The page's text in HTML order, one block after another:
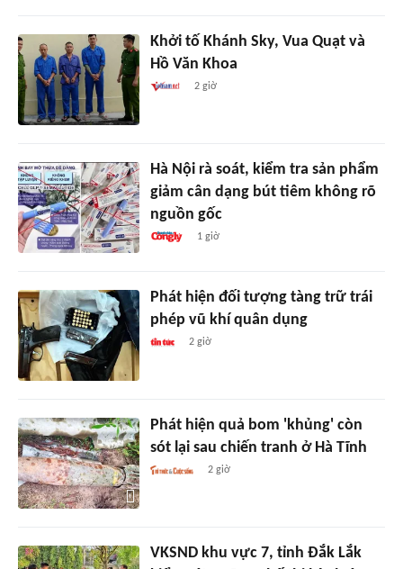
Khởi tố Khánh Sky, Vua Quạt và
Hồ Văn Khoa
2 giờ
Hà Nội rà soát, kiểm tra sản phẩm
giảm cân dạng bút tiêm không rõ
nguồn gốc
1 giờ
Phát hiện đối tượng tàng trữ trái
phép vũ khí quân dụng
2 giờ
Phát hiện quả bom 'khủng' còn
sót lại sau chiến tranh ở Hà Tĩnh
2 giờ
VKSND khu vực 7, tỉnh Đắk Lắk